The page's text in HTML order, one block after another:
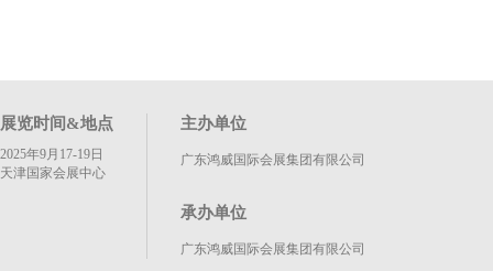
展览时间&地点
2025年9月17-19日
天津国家会展中心
主办单位
广东鸿威国际会展集团有限公司
承办单位
广东鸿威国际会展集团有限公司